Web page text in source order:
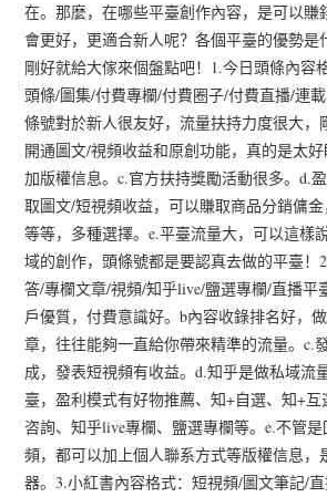
在。那麼，在哪些平臺創作內容，是可以賺
會更好，更適合新人呢？各個平臺的優勢是
剛好就給大傢來個盤點吧！1.今日頭條內容
頭條/圖集/付費專欄/付費圈子/付費直播/連
條號對於新人很友好，流量扶持力度很大，
開通圖文/視頻收益和原創功能，真的是太
加版權信息。c.官方扶持獎勵活動很多。d.
取圖文/短視頻收益，可以賺取商品分銷傭
等等，多種選擇。e.平臺流量大，可以這樣
域的創作，頭條號都是要認真去做的平臺！
答/專欄文章/視頻/知乎live/鹽選專欄/直播平
戶優質，付費意識好。b內容收錄排名好，
章，往往能夠一直給你帶來精準的流量。c.
成，發表短視頻有收益。d.知乎是做私域流
臺，盈利模式有好物推薦、知+自選、知+
咨詢、知乎live專欄、鹽選專欄等。e.不管
頻，都可以加上個人聯系方式等版權信息，
器。3.小紅書內容格式：短視頻/圖文筆記/